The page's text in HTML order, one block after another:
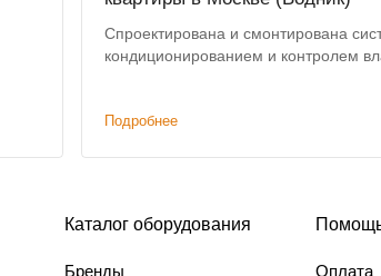
Спроектирована и смонтирована
кондиционированием и контролем
Подробнее
Каталог оборудования
Бренды Оплата